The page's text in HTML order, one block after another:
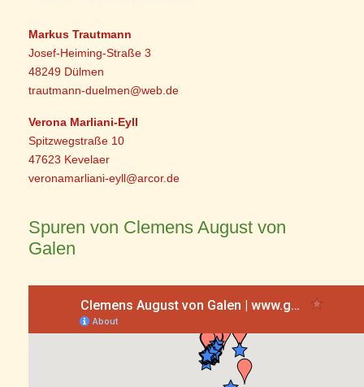
Markus Trautmann
Josef-Heiming-Straße 3
48249 Dülmen
trautmann-duelmen@web.de
Verona Marliani-Eyll
Spitzwegstraße 10
47623 Kevelaer
veronamarliani-eyll@arcor.de
Spuren von Clemens August von
Galen